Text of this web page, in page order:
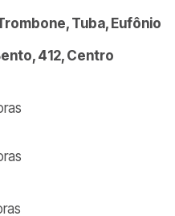
Tuba, Eufônio
412, Centro